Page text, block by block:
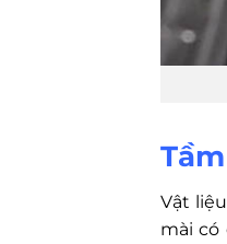
Vật
mài có